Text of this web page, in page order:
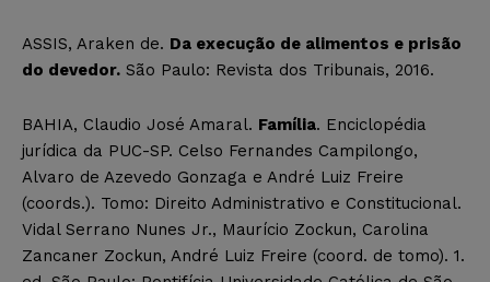
ASSIS, Araken de. Da execução de alimentos e prisão
do devedor. São Paulo: Revista dos Tribunais, 2016.
BAHIA, Claudio José Amaral. Família. Enciclopédia
jurídica da PUC-SP. Celso Fernandes Campilongo,
Alvaro de Azevedo Gonzaga e André Luiz Freire
(coords.). Tomo: Direito Administrativo e Constitucional.
Vidal Serrano Nunes Jr., Maurício Zockun, Carolina
Zancaner Zockun, André Luiz Freire (coord. de tomo). 1.